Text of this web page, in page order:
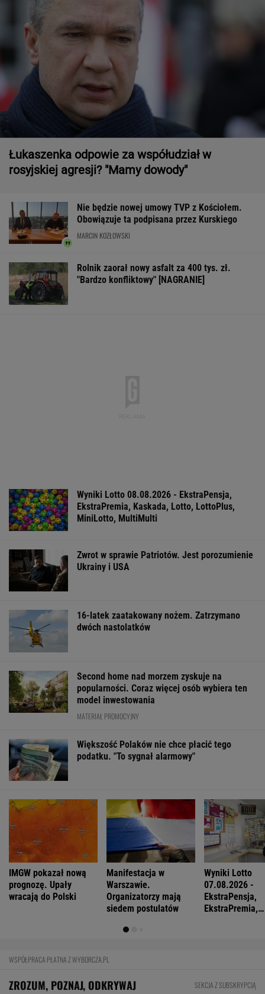
Łukaszenka odpowie za współudział w
rosyjskiej agresji? "Mamy dowody"
Nie będzie nowej umowy TVP z Kościołem.
Obowiązuje ta podpisana przez Kurskiego
MARCIN KOZŁOWSKI
Rolnik zaorał nowy asfalt za 400 tys. zł.
"Bardzo konfliktowy" [NAGRANIE]
Wyniki Lotto 08.08.2026 - EkstraPensja,
EkstraPremia, Kaskada, Lotto, LottoPlus,
MiniLotto, MultiMulti
Zwrot w sprawie Patriotów. Jest porozumienie
Ukrainy i USA
16-latek zaatakowany nożem. Zatrzymano
dwóch nastolatków
Second home nad morzem zyskuje na
popularności. Coraz więcej osób wybiera ten
model inwestowania
MATERIAŁ PROMOCYJNY
Większość Polaków nie chce płacić tego
podatku. "To sygnał alarmowy"
IMGW pokazał nową
prognozę. Upały
wracają do Polski
Manifestacja w
Warszawie.
Organizatorzy mają
siedem postulatów
Wyniki Lotto
07.08.2026 -
EkstraPensja,
EkstraPremia,
WSPÓŁPRACA PŁATNA Z WYBORCZA.PL
ZROZUM, POZNAJ, ODKRYWAJ SEKCJA Z SUBSKRYPCJĄ